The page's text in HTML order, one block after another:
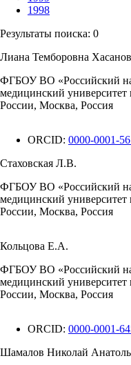
1998
Результаты поиска: 0
Лиана Темборовна
ФГБОУ ВО «Российский
медицинский
России, Москва, Россия
ORCID: 0000-0001-
Стаховская Л.В.
ФГБОУ ВО «Российский
медицинский
России, Москва, Россия
Кольцова Е.А.
ФГБОУ ВО «Российский
медицинский
России, Москва, Россия
ORCID: 0000-0001-
Шамалов Николай